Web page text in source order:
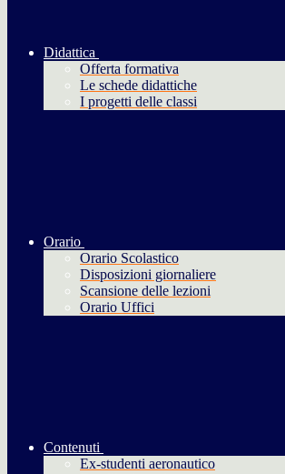
Didattica
Offerta formativa
Le schede didattiche
I progetti delle classi
Orario
Orario Scolastico
Disposizioni giornaliere
Scansione delle lezioni
Orario Uffici
Contenuti
Ex-studenti aeronautico